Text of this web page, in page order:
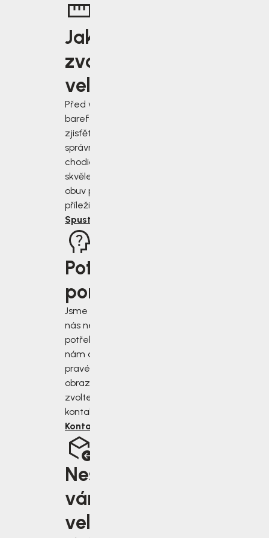
Jakou
zvolit
velikost?
Před výběrem
barefoot bot
zjisťěte jak
správně změřit
chodidla a vybrat
skvěle padnoucí
obuv pro každou
příležitost.
Spustit rádce
Potřebujete
poradit?
Jsme tu pro vás, když
nás nejvíce
potřebujete. Napište
nám do chatu v
pravém dolním rohu
obrazovky, nebo
zvolte jiný druh
kontaktu.
Kontaktujte nás
Nesedí
vám
velikost?